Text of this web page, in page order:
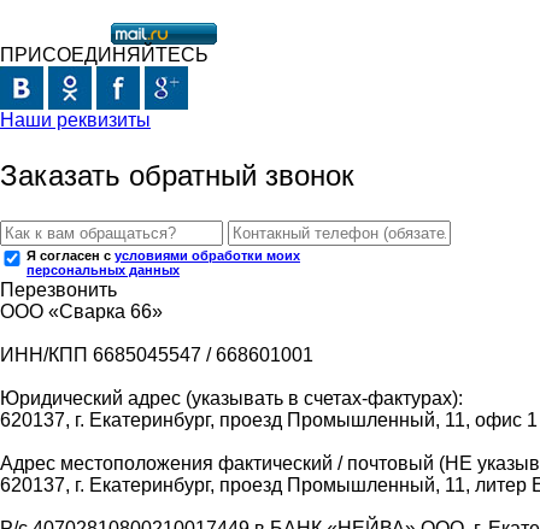
ПРИСОЕДИНЯЙТЕСЬ
Наши реквизиты
Заказать обратный звонок
Я согласен с условиями обработки моих
персональных данных
Перезвонить
ООО «Сварка 66»
ИНН/КПП 6685045547 / 668601001
Юридический адрес (указывать в счетах-фактурах):
620137, г. Екатеринбург, проезд Промышленный, 11, офис 1
Адрес местоположения фактический / почтовый (НЕ
620137, г. Екатеринбург, проезд Промышленный, 11, литер